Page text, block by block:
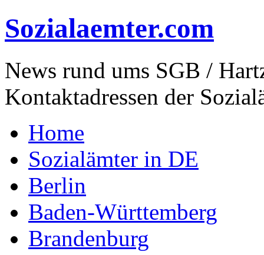
Sozialaemter.com
News rund ums SGB /
Kontaktadressen der
Home
Sozialämter in DE
Berlin
Baden-Württemberg
Brandenburg